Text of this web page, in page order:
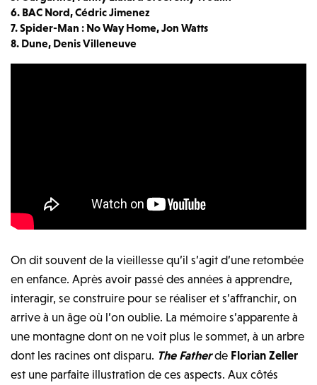
6. BAC Nord, Cédric Jimenez
7. Spider-Man : No Way Home, Jon Watts
8. Dune, Denis Villeneuve
On dit souvent de la vieillesse qu’il s’agit d’une retombée
en enfance. Après avoir passé des années à apprendre,
interagir, se construire pour se réaliser et s’affranchir, on
arrive à un âge où l’on oublie. La mémoire s’apparente à
une montagne dont on ne voit plus le sommet, à un arbre
dont les racines ont disparu. The Fatherde Florian Zeller
est une parfaite illustration de ces aspects. Aux côtés